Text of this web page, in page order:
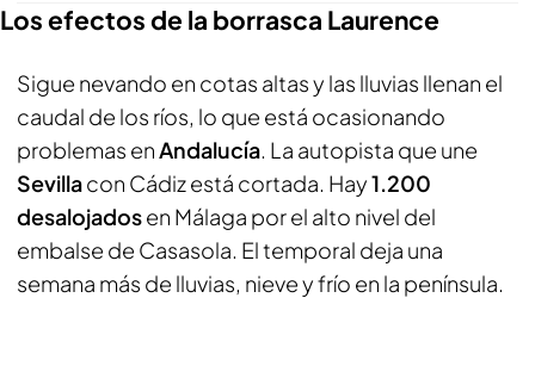
Los efectos de la borrasca Laurence
Sigue nevando en cotas altas y las lluvias llenan el
caudal de los ríos, lo que está ocasionando
problemas enAndalucía. La autopista que une
Sevillacon Cádiz está cortada. Hay1.200
desalojadosen Málaga por el alto nivel del
embalse de Casasola. El temporal deja una
semana más de lluvias, nieve y frío en la península.